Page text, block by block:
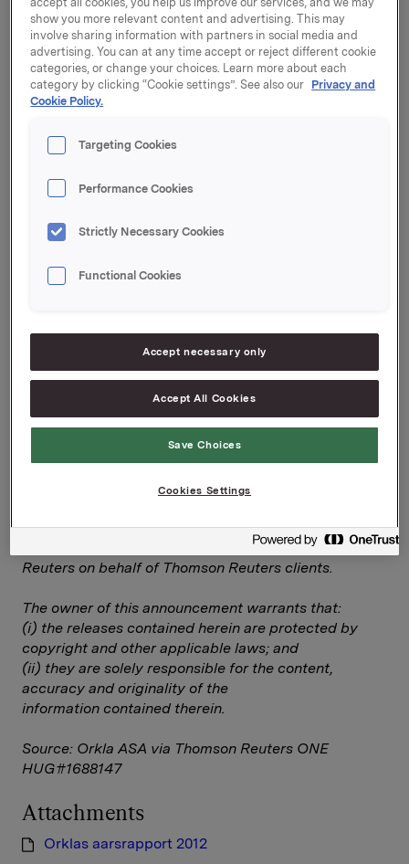
lovpålagte krav til årsregnskap og årsberetning, og
kan bestilles på Orklas nettsider.
I tillegg offentliggjør Orkla en bærekraftsrapport som
beskriver Orklas arbeid med mattrygghet, ernæring
og helse, miljø, ansvarlige innkjøp og andre
bærekraftstemaer av betydning for konsernets
virksomhet. Se www.orkla.no.
Oslo, 27. mars 2013
Kontaktpersoner:
Håkon Mageli, Konserndirektør Kommunikasjon og
Rune Helland, Direktør Investor Relations
Tlf: 977 13 250
Denne opplysningen er informasjonspliktig etter
verdipapirhandelloven §5-12
Orklas aarsrapport 2012
--
This announcement is distributed by Thomson
Reuters on behalf of Thomson Reuters clients.
The owner of this announcement warrants that:
(i) the releases contained herein are protected by
copyright and other applicable laws; and
(ii) they are solely responsible for the content,
accuracy and originality of the
information contained therein.
Source: Orkla ASA via Thomson Reuters ONE
HUG#1688147
Attachments
Orklas aarsrapport 2012
show you more relevant content and advertising. This may
involve sharing information with partners in social media and
advertising. You can at any time accept or reject different cookie
categories, or change your choices. Learn more about each
category by clicking “Cookie settings”. See also our Privacy and
Cookie Policy.
Targeting Cookies
Performance Cookies
Strictly Necessary Cookies
Functional Cookies
Accept necessary only
Accept All Cookies
Save Choices
Cookies Settings